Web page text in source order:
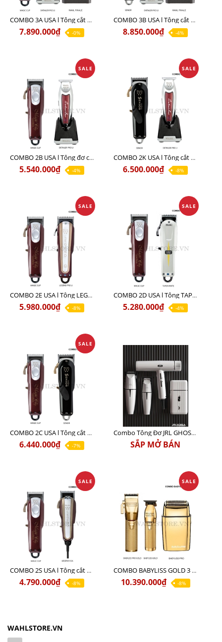
COMBO 3A USA l Tông cắt MAGIC + Tông viền DETAILER PRO LI + Cạo khô FINALE
7.890.000₫ -0%
COMBO 3B USA l Tông cắt SENIOR + Tông viền DETAILER PRO LI + Cạo khô FINALE
8.850.000₫ -4%
SALE
COMBO 2B USA l Tông đơ cắt Magic clip Red + Tông đơ viền Detailer Pro Li
5.540.000₫ -4%
SALE
COMBO 2K USA l Tông cắt SENIOR +Tông viền DETAILER PRO LI
6.500.000₫ -8%
SALE
COMBO 2E USA l Tông LEGEND PRO LI + Tông MAGIC CLIP
5.980.000₫ -8%
SALE
COMBO 2D USA l Tông TAPER WHITE + Tông MAGIC CLIP
5.280.000₫ -4%
SALE
COMBO 2C USA l Tông cắt Senior + Tông cắt Magic clip
6.440.000₫ -7%
Combo Tông Đơ JRL GHOST 3 Limited Edition Chính Hãng USA
SẮP MỞ BÁN
SALE
COMBO 2S USA l Tông cắt LEGEND USA CÓ DÂY 220V + Tông pin MAGIC CLIP
4.790.000₫ -8%
SALE
COMBO BABYLISS GOLD 3 cao cấp chính hãng
10.390.000₫ -8%
WAHLSTORE.VN